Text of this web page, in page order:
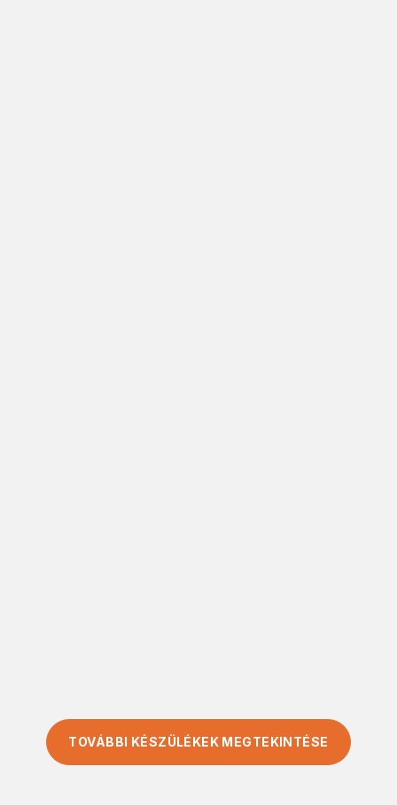
TOVÁBBI KÉSZÜLÉKEK MEGTEKINTÉSE